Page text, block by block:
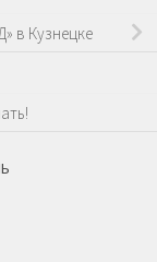
в Кузнецке